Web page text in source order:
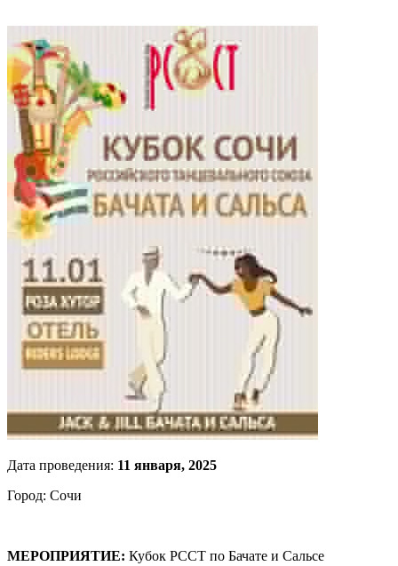
Дата проведения: 11 января, 2025
Город: Сочи
МЕРОПРИЯТИЕ: Кубок РССТ по Бачате и Сальсе